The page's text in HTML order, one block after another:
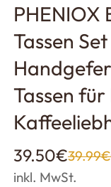
Tassen
Tassen
Verkaufspreis
39.50€
Regulärer
Preis
39.99€
inkl. MwSt.